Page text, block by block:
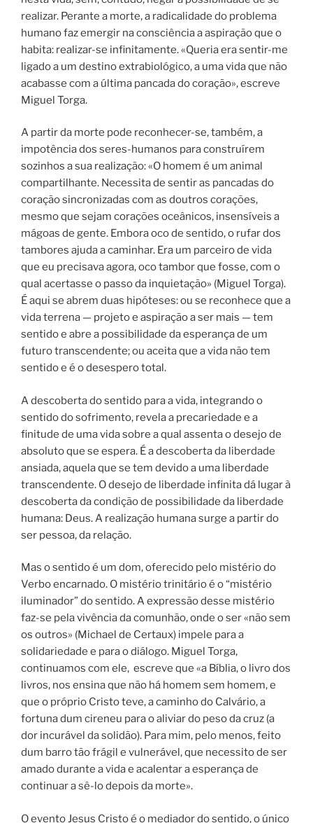
realizar. Perante a morte, a radicalidade do problema
humano faz emergir na consciência a aspiração que o
habita: realizar-se infinitamente. «Queria era sentir-me
ligado a um destino extrabiológico, a uma vida que não
acabasse com a última pancada do coração», escreve
Miguel Torga.
A partir da morte pode reconhecer-se, também, a
impotência dos seres-humanos para construírem
sozinhos a sua realização: «O homem é um animal
compartilhante. Necessita de sentir as pancadas do
coração sincronizadas com as doutros corações,
mesmo que sejam corações oceânicos, insensíveis a
mágoas de gente. Embora oco de sentido, o rufar dos
tambores ajuda a caminhar. Era um parceiro de vida
que eu precisava agora, oco tambor que fosse, com o
qual acertasse o passo da inquietação» (Miguel Torga).
É aqui se abrem duas hipóteses: ou se reconhece que a
vida terrena — projeto e aspiração a ser mais — tem
sentido e abre a possibilidade da esperança de um
futuro transcendente; ou aceita que a vida não tem
sentido e é o desespero total.
A descoberta do sentido para a vida, integrando o
sentido do sofrimento, revela a precariedade e a
finitude de uma vida sobre a qual assenta o desejo de
absoluto que se espera. É a descoberta da liberdade
ansiada, aquela que se tem devido a uma liberdade
transcendente. O desejo de liberdade infinita dá lugar à
descoberta da condição de possibilidade da liberdade
humana: Deus. A realização humana surge a partir do
ser pessoa, da relação.
Mas o sentido é um dom, oferecido pelo mistério do
Verbo encarnado. O mistério trinitário é o “mistério
iluminador” do sentido. A expressão desse mistério
faz-se pela vivência da comunhão, onde o ser «não sem
os outros» (Michael de Certaux) impele para a
solidariedade e para o diálogo. Miguel Torga,
continuamos com ele, escreve que «a Bíblia, o livro dos
livros, nos ensina que não há homem sem homem, e
que o próprio Cristo teve, a caminho do Calvário, a
fortuna dum cireneu para o aliviar do peso da cruz (a
dor incurável da solidão). Para mim, pelo menos, feito
dum barro tão frágil e vulnerável, que necessito de ser
amado durante a vida e acalentar a esperança de
continuar a sê-lo depois da morte».
O evento Jesus Cristo é o mediador do sentido, o único